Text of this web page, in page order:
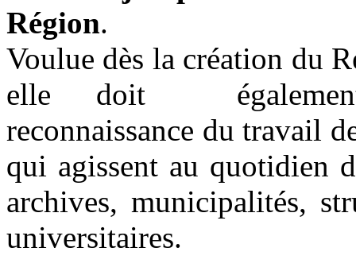
Région.
Voulue dès la création du
elle doit
reconnaissance du travail
qui agissent au quotidien
archives, municipalités,
universitaires.